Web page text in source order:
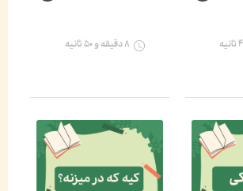
۸ دقیقه و ۵۰ ثانیه